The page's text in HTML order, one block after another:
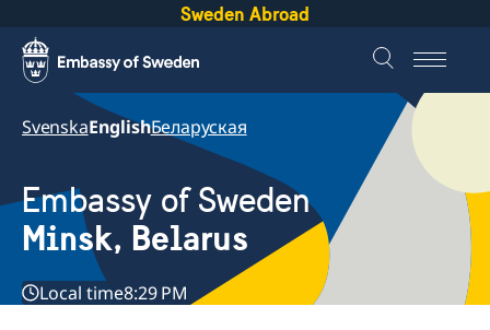
Sweden Abroad
SvenskaEnglishБеларуская
Embassy of Sweden
Minsk, Belarus
Local time8:29 PM